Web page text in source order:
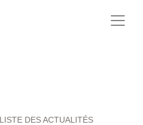
DES ACTUALITÉS